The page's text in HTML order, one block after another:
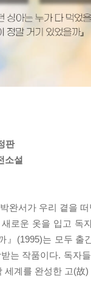
판
소설
완서가 우리 곁을
로운 옷을 입고 독
』(1995)는 모두
는 작품이다. 독자
세계를 완성한 고(